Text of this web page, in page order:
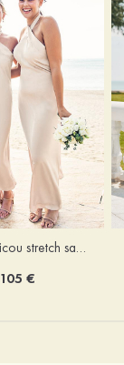
Fourreau licou stretch satin longueur cheville robe de demoiselle d'honneur
105 €